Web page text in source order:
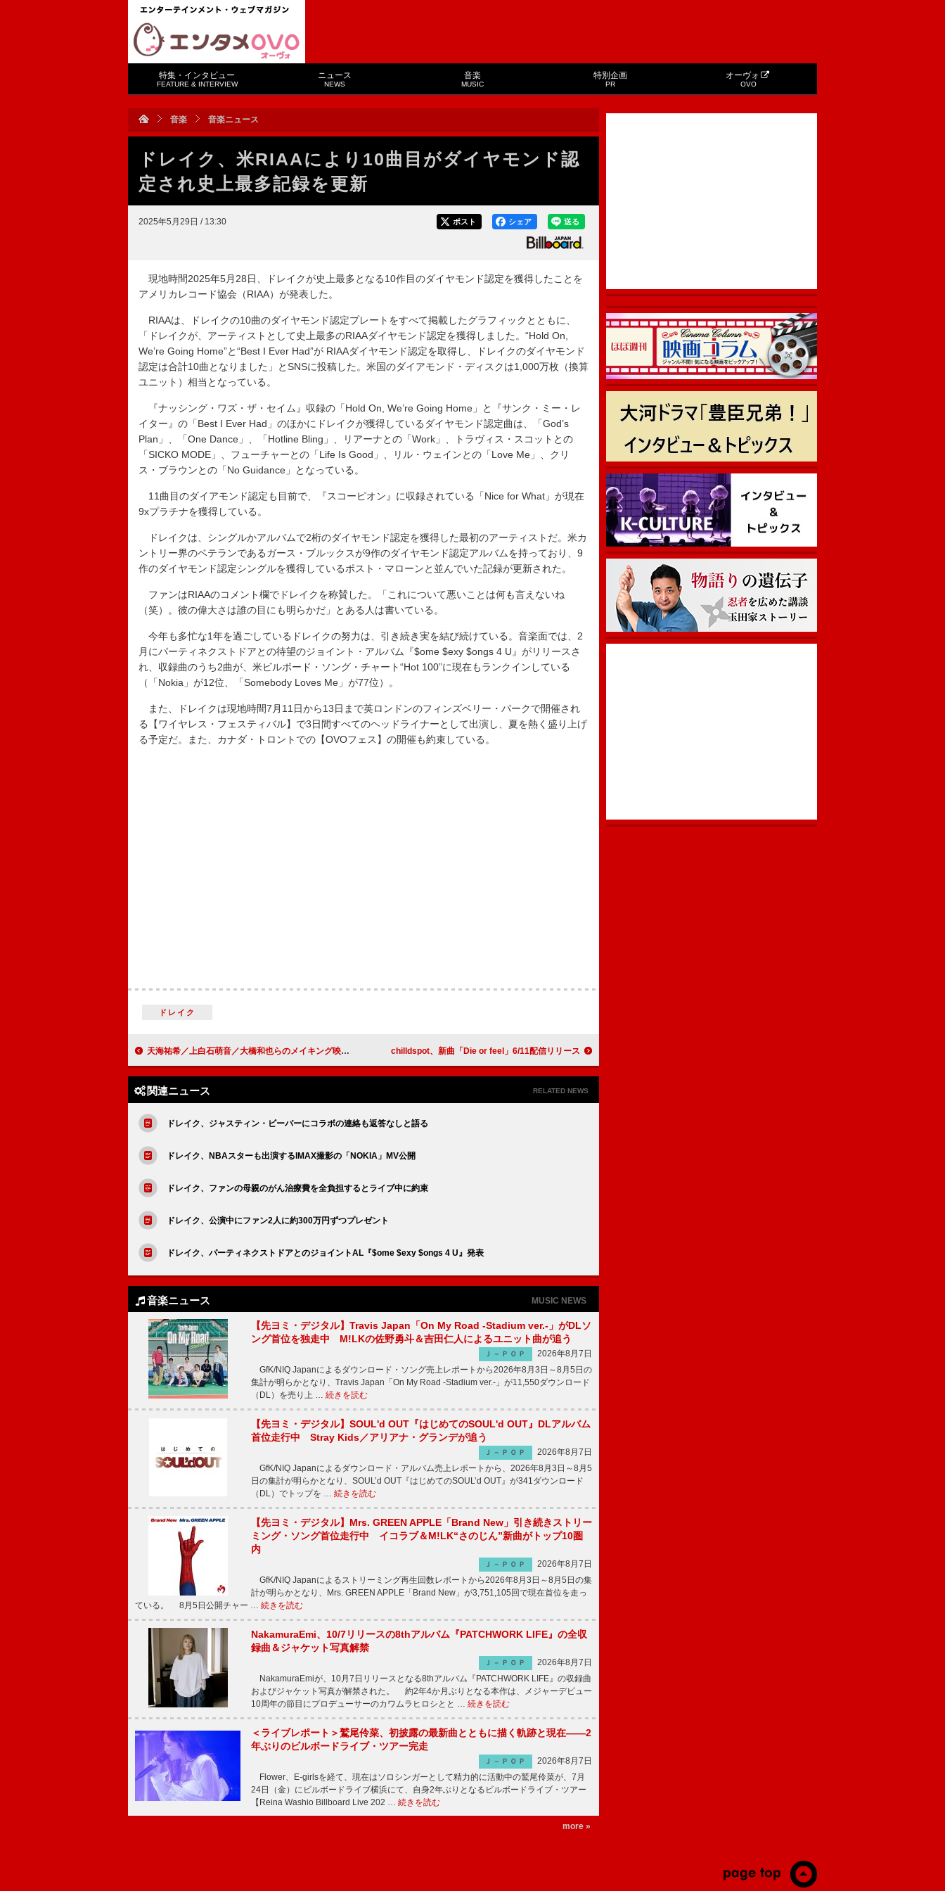
特集・インタビュー
FEATURE & INTERVIEW
ニュース
NEWS
音楽
MUSIC
特別企画
PR
オーヴォ
OVO
音楽 音楽ニュース
ドレイク、米RIAAにより10曲目がダイヤモンド認
定され史上最多記録を更新
2025年5月29日 / 13:30 送る
シェア
ポスト
現地時間2025年5月28日、ドレイクが史上最多となる10作目のダイヤモンド認定を獲得したことを
アメリカレコード協会（RIAA）が発表した。
RIAAは、ドレイクの10曲のダイヤモンド認定プレートをすべて掲載したグラフィックとともに、
「ドレイクが、アーティストとして史上最多のRIAAダイヤモンド認定を獲得しました。“Hold On,
We’re Going Home”と“Best I Ever Had”が RIAAダイヤモンド認定を取得し、ドレイクのダイヤモンド
認定は合計10曲となりました」とSNSに投稿した。米国のダイアモンド・ディスクは1,000万枚（換算
ユニット）相当となっている。
『ナッシング・ワズ・ザ・セイム』収録の「Hold On, We’re Going Home」と『サンク・ミー・レ
イター』の「Best I Ever Had」のほかにドレイクが獲得しているダイヤモンド認定曲は、「God’s
Plan」、「One Dance」、「Hotline Bling」、リアーナとの「Work」、トラヴィス・スコットとの
「SICKO MODE」、フューチャーとの「Life Is Good」、リル・ウェインとの「Love Me」、クリ
ス・ブラウンとの「No Guidance」となっている。
11曲目のダイアモンド認定も目前で、『スコーピオン』に収録されている「Nice for What」が現在
9xプラチナを獲得している。
ドレイクは、シングルかアルバムで2桁のダイヤモンド認定を獲得した最初のアーティストだ。米カ
ントリー界のベテランであるガース・ブルックスが9作のダイヤモンド認定アルバムを持っており、9
作のダイヤモンド認定シングルを獲得しているポスト・マローンと並んでいた記録が更新された。
ファンはRIAAのコメント欄でドレイクを称賛した。「これについて悪いことは何も言えないね
（笑）。彼の偉大さは誰の目にも明らかだ」とある人は書いている。
今年も多忙な1年を過ごしているドレイクの努力は、引き続き実を結び続けている。音楽面では、2
月にパーティネクストドアとの待望のジョイント・アルバム『$ome $exy $ongs 4 U』がリリースさ
れ、収録曲のうち2曲が、米ビルボード・ソング・チャート“Hot 100”に現在もランクインしている
（「Nokia」が12位、「Somebody Loves Me」が77位）。
また、ドレイクは現地時間7月11日から13日まで英ロンドンのフィンズベリー・パークで開催され
る【ワイヤレス・フェスティバル】で3日間すべてのヘッドライナーとして出演し、夏を熱く盛り上げ
る予定だ。また、カナダ・トロントでの【OVOフェス】の開催も約束している。
ドレイク
天海祐希／上白石萌音／大橋和也らのメイキング映像一部解禁、映画『ふしぎ駄菓子屋 銭天堂』Blu-rayより chilldspot、新曲「Die or feel」6/11配信リリース
関連ニュース RELATED NEWS
ドレイク、ジャスティン・ビーバーにコラボの連絡も返答なしと語る
ドレイク、NBAスターも出演するIMAX撮影の「NOKIA」MV公開
ドレイク、ファンの母親のがん治療費を全負担するとライブ中に約束
ドレイク、公演中にファン2人に約300万円ずつプレゼント
ドレイク、パーティネクストドアとのジョイントAL『$ome $exy $ongs 4 U』発表
音楽ニュース MUSIC NEWS
【先ヨミ・デジタル】Travis Japan「On My Road -Stadium ver.-」がDLソ
ング首位を独走中 M!LKの佐野勇斗＆吉田仁人によるユニット曲が追う
Ｊ－ＰＯＰ
2026年8月7日
GfK/NIQ Japanによるダウンロード・ソング売上レポートから2026年8月3日～8月5日の
集計が明らかとなり、Travis Japan「On My Road -Stadium ver.-」が11,550ダウンロード
（DL）を売り上 … 続きを読む
【先ヨミ・デジタル】SOUL'd OUT『はじめてのSOUL'd OUT』DLアルバム
首位走行中 Stray Kids／アリアナ・グランデが追う
Ｊ－ＰＯＰ
2026年8月7日
GfK/NIQ Japanによるダウンロード・アルバム売上レポートから、2026年8月3日～8月5
日の集計が明らかとなり、SOUL’d OUT『はじめてのSOUL’d OUT』が341ダウンロード
（DL）でトップを … 続きを読む
【先ヨミ・デジタル】Mrs. GREEN APPLE「Brand New」引き続きストリー
ミング・ソング首位走行中 イコラブ＆M!LK“さのじん”新曲がトップ10圏
内
Ｊ－ＰＯＰ
2026年8月7日
GfK/NIQ Japanによるストリーミング再生回数レポートから2026年8月3日～8月5日の集
計が明らかとなり、Mrs. GREEN APPLE「Brand New」が3,751,105回で現在首位を走っ
ている。 8月5日公開チャー … 続きを読む
NakamuraEmi、10/7リリースの8thアルバム『PATCHWORK LIFE』の全収
録曲＆ジャケット写真解禁
Ｊ－ＰＯＰ
2026年8月7日
NakamuraEmiが、10月7日リリースとなる8thアルバム『PATCHWORK LIFE』の収録曲
およびジャケット写真が解禁された。 約2年4か月ぶりとなる本作は、メジャーデビュー
10周年の節目にプロデューサーのカワムラヒロシとと … 続きを読む
＜ライブレポート＞鷲尾伶菜、初披露の最新曲とともに描く軌跡と現在――2
年ぶりのビルボードライブ・ツアー完走
Ｊ－ＰＯＰ
2026年8月7日
Flower、E-girlsを経て、現在はソロシンガーとして精力的に活動中の鷲尾伶菜が、7月
24日（金）にビルボードライブ横浜にて、自身2年ぶりとなるビルボードライブ・ツアー
【Reina Washio Billboard Live 202 … 続きを読む
more »